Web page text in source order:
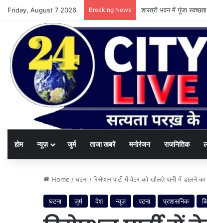
Friday, August 7 2026 Breaking News शास्त्री भवन में गूंजा
होम न्यूज़ जुर्म ताजा खबरें मनोरंजन राजनितिक
Home /घटना/रिसेप्शन पार्टी में वेटर को खौलते पानी में डालने
घटना जुर्म देश न्यूज़ पटना प्रशासनिक